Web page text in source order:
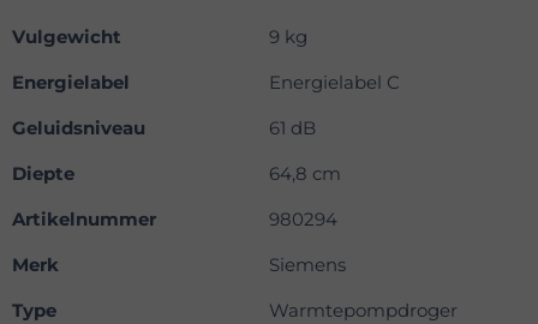
Vulgewicht
9 kg
Energielabel
Energielabel C
Geluidsniveau
61 dB
Diepte
64,8 cm
Artikelnummer
980294
Merk
Siemens
Type
Warmtepompdroger